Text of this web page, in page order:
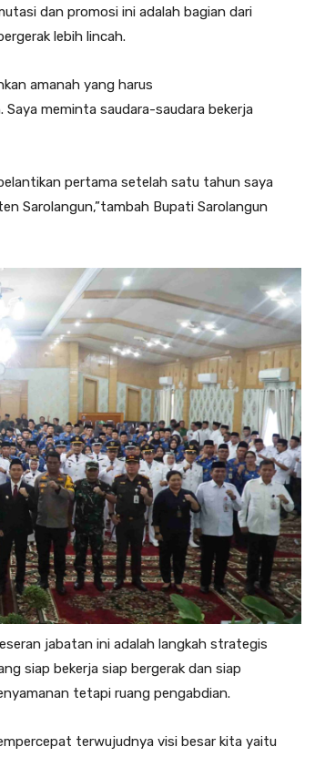
dan promosi ini adalah bagian dari
lebih lincah.
amanah yang harus
meminta saudara-saudara bekerja
pertama setelah satu tahun saya
Sarolangun,”tambah Bupati Sarolangun
jabatan ini adalah langkah strategis
siap bekerja siap bergerak dan siap
tetapi ruang pengabdian.
terwujudnya visi besar kita yaitu